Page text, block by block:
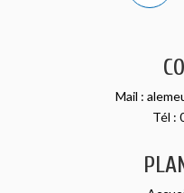
Mail :
Tél :